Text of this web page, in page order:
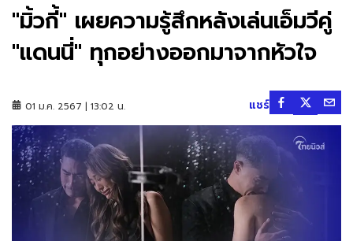
"มิ้วกี้" เผยความรู้สึกหลังเล่นเอ็มวีคู่
"แดนนี่" ทุกอย่างออกมาจากหัวใจ
01 ม.ค. 2567 | 13:02 น. แชร์